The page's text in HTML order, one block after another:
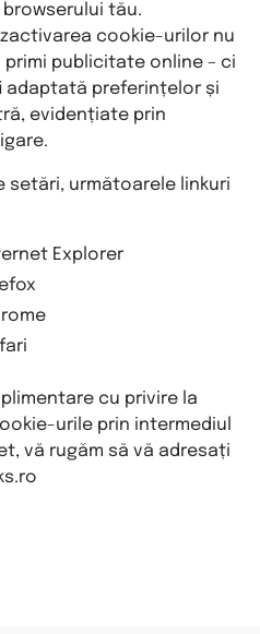
browserului tău.
cookie-urilor nu
publicitate online – ci
adaptată preferințelor și
evidențiate prin
setări, următoarele linkuri
Explorer
cu privire la
urile prin intermediul
vă rugăm să vă adresați